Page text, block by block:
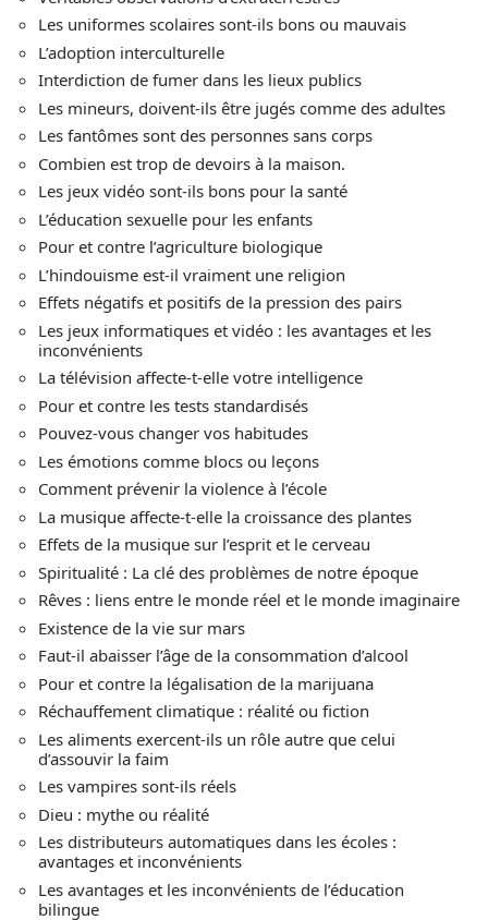
Les uniformes scolaires sont-ils bons ou mauvais
L’adoption interculturelle
Interdiction de fumer dans les lieux publics
Les mineurs, doivent-ils être jugés comme des adultes
Les fantômes sont des personnes sans corps
Combien est trop de devoirs à la maison.
Les jeux vidéo sont-ils bons pour la santé
L’éducation sexuelle pour les enfants
Pour et contre l’agriculture biologique
L’hindouisme est-il vraiment une religion
Effets négatifs et positifs de la pression des pairs
Les jeux informatiques et vidéo : les avantages et les
inconvénients
La télévision affecte-t-elle votre intelligence
Pour et contre les tests standardisés
Pouvez-vous changer vos habitudes
Les émotions comme blocs ou leçons
Comment prévenir la violence à l’école
La musique affecte-t-elle la croissance des plantes
Effets de la musique sur l’esprit et le cerveau
Spiritualité : La clé des problèmes de notre époque
Rêves : liens entre le monde réel et le monde imaginaire
Existence de la vie sur mars
Faut-il abaisser l’âge de la consommation d’alcool
Pour et contre la légalisation de la marijuana
Réchauffement climatique : réalité ou fiction
Les aliments exercent-ils un rôle autre que celui
d’assouvir la faim
Les vampires sont-ils réels
Dieu : mythe ou réalité
Les distributeurs automatiques dans les écoles :
avantages et inconvénients
Les avantages et les inconvénients de l’éducation
bilingue